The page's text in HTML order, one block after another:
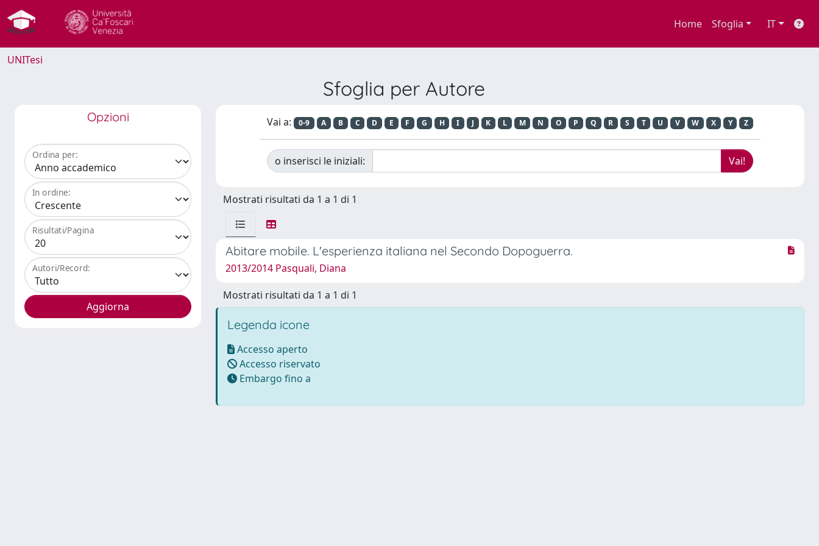
Home Sfoglia IT
UNITesi
Sfoglia per Autore
Opzioni
Ordina per:
In ordine:
Risultati/Pagina
Autori/Record:
Vai a: 0-9 A B C D E F G H I J K L M N O P Q R S T U V W X Y Z
o inserisci le iniziali:
Mostrati risultati da 1 a 1 di 1
Abitare mobile. L'esperienza italiana nel Secondo Dopoguerra.
2013/2014 Pasquali, Diana
Mostrati risultati da 1 a 1 di 1
Legenda icone
Accesso aperto
Accesso riservato
Embargo fino a